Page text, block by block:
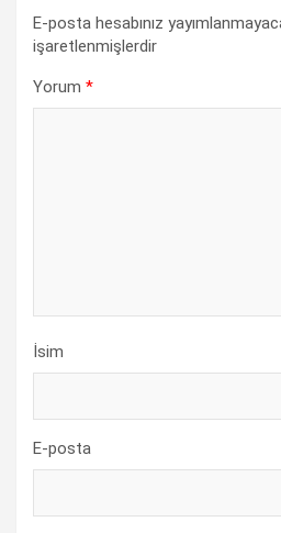
E-posta hesabınız
işaretlenmişlerdir
Yorum *
İsim
E-posta